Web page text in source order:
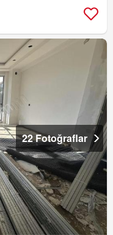
22 Fotoğraflar